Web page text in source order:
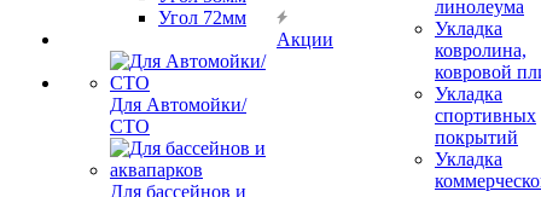
Угол 72мм
Для Автомойки/
СТО
Для бассейнов и
Акции
линолеума
Укладка
ковролина,
ковровой
Укладка
спортивных
покрытий
Укладка